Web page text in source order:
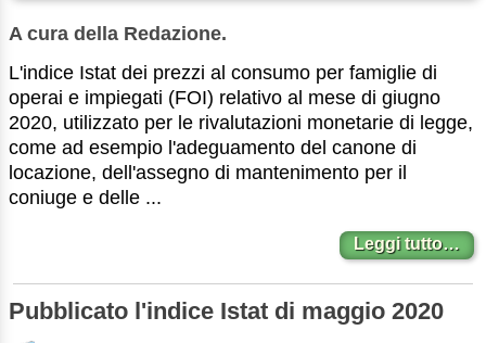
A cura della Redazione.
L'indice Istat dei prezzi al consumo per famiglie di
operai e impiegati (FOI) relativo al mese di giugno
2020, utilizzato per le rivalutazioni monetarie di legge,
come ad esempio l'adeguamento del canone di
locazione, dell'assegno di mantenimento per il
coniuge e delle ...
Leggi tutto…
Pubblicato l'indice Istat di maggio 2020